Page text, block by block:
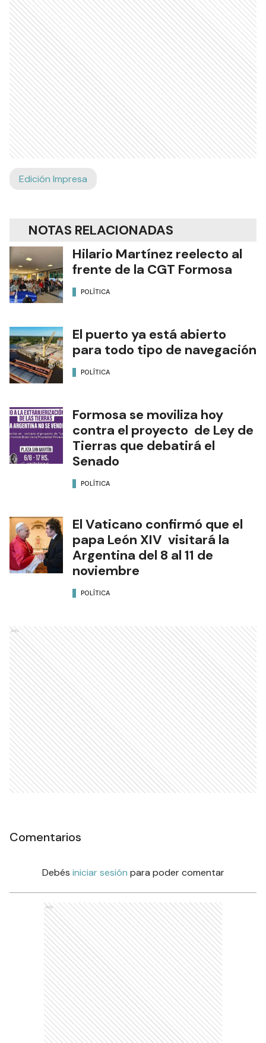
Edición Impresa
NOTAS RELACIONADAS
Hilario Martínez reelecto al
frente de la CGT Formosa
POLÍTICA
El puerto ya está abierto
para todo tipo de navegación
POLÍTICA
Formosa se moviliza hoy
contra el proyecto de Ley de
Tierras que debatirá el
Senado
POLÍTICA
El Vaticano confirmó que el
papa León XIV visitará la
Argentina del 8 al 11 de
noviembre
POLÍTICA
Ads
Comentarios
Debés iniciar sesión para poder comentar
Ads